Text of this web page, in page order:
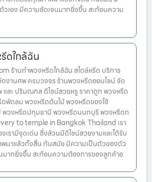
วเอง มีความชัดเจนมากยิ่งขึ้น สะท้อนความ
ดใกล้ฉัน
ร้านทําพวงหรีดใกล้ฉัน สไตล์หรีด บริการ
งานศพ ครบวงจร ร้านพวงหรีดออนไลน์ จัด
และ ปริมณฑล ดีไซน์สวยหรู ราคาถูก พวงหรีด
พัดลม พวงหรีดต้นไม้ พวงหรีดของใช้
พวงหรีดปทุมธานี พวงหรีดนนทบุรี พวงหรีดก
to temple in Bangkok Thailand เรา
เรามีจุดเด่น ซึ่งล้วนมีดีไซน์สวยงามและได้รับ
มาแล้วทั้งสิ้น ทันสมัย มีความเป็นตัวของตัว
มากยิ่งขึ้น สะท้อนความต้องการของลูกค้าอ